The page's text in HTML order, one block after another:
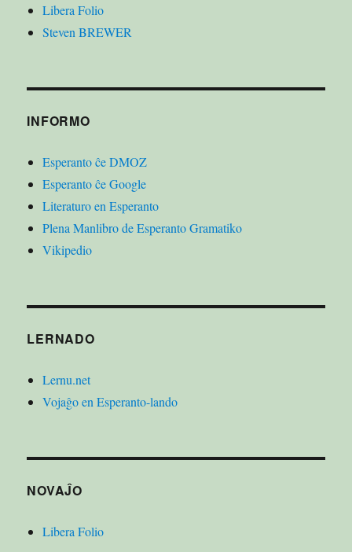
Libera Folio
Steven BREWER
INFORMO
Esperanto ĉe DMOZ
Esperanto ĉe Google
Literaturo en Esperanto
Plena Manlibro de Esperanto Gramatiko
Vikipedio
LERNADO
Lernu.net
Vojaĝo en Esperanto-lando
NOVAĴO
Libera Folio